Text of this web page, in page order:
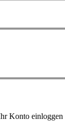
Konto